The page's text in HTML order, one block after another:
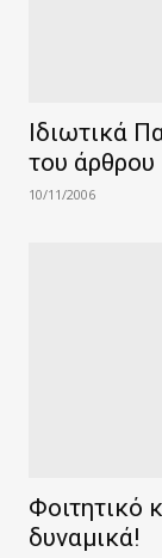
Ιδιωτικά
του άρθρου
10/11/2006
Φοιτητικό
δυναμικά!